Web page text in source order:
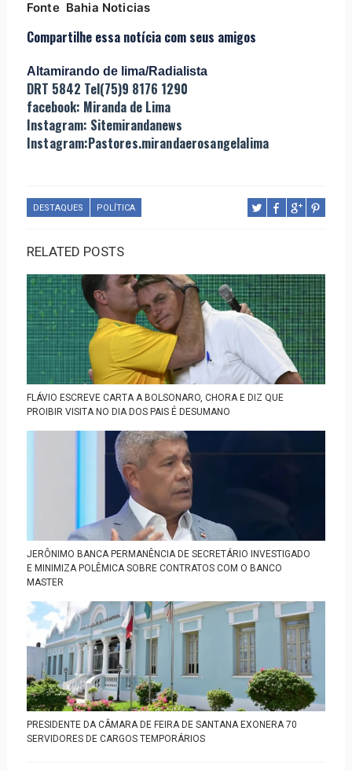
Fonte Bahia Noticias
Compartilhe essa notícia com seus amigos
Altamirando de lima/Radialista
DRT 5842 Tel(75)9 8176 1290
facebook: Miranda de Lima
Instagram: Sitemirandanews
Instagram:Pastores.mirandaerosangelalima
DESTAQUES POLÍTICA
RELATED POSTS
FLÁVIO ESCREVE CARTA A BOLSONARO, CHORA E DIZ QUE
PROIBIR VISITA NO DIA DOS PAIS É DESUMANO
JERÔNIMO BANCA PERMANÊNCIA DE SECRETÁRIO INVESTIGADO
E MINIMIZA POLÊMICA SOBRE CONTRATOS COM O BANCO
MASTER
PRESIDENTE DA CÂMARA DE FEIRA DE SANTANA EXONERA 70
SERVIDORES DE CARGOS TEMPORÁRIOS